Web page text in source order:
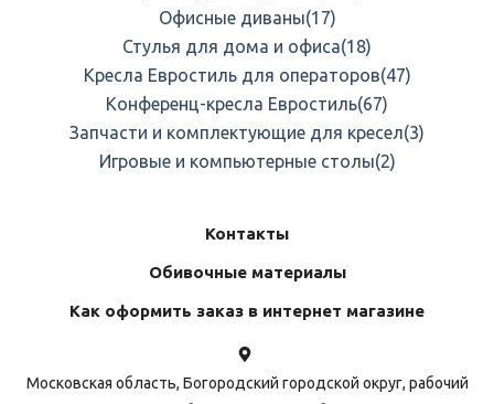
Офисные диваны(17)
Стулья для дома и офиса(18)
Кресла Евростиль для операторов(47)
Конференц-кресла Евростиль(67)
Запчасти и комплектующие для кресел(3)
Игровые и компьютерные столы(2)
Контакты
Обивочные материалы
Как оформить заказ в интернет магазине
Московская область, Богородский городской округ, рабочий